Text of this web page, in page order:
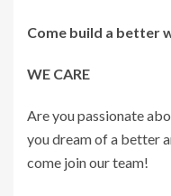
Come build a better
WE CARE
Are you passionate
you dream of a better
come join our team!